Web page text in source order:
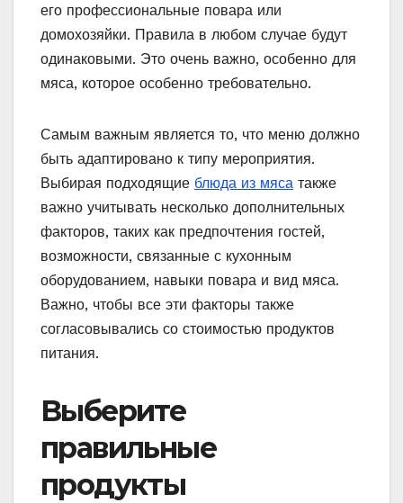
его профессиональные повара или
домохозяйки. Правила в любом случае будут
одинаковыми. Это очень важно, особенно для
мяса, которое особенно требовательно.
Самым важным является то, что меню должно
быть адаптировано к типу мероприятия.
Выбирая подходящие блюда из мяса также
важно учитывать несколько дополнительных
факторов, таких как предпочтения гостей,
возможности, связанные с кухонным
оборудованием, навыки повара и вид мяса.
Важно, чтобы все эти факторы также
согласовывались со стоимостью продуктов
питания.
Выберите
правильные
продукты